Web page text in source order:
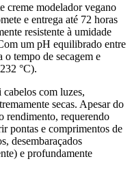
creme modelador vegano
e entrega até 72 horas
resistente à umidade
um pH equilibrado entre
o tempo de secagem e
°C).
com luzes,
secas. Apesar do
rendimento, requerendo
pontas e comprimentos de
desembaraçados
e profundamente